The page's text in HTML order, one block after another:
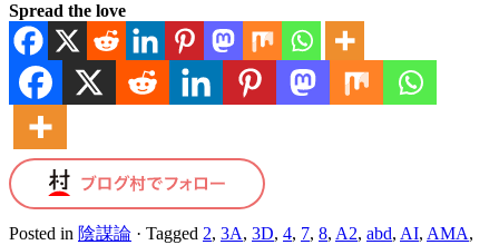
Spread the love
Posted in 陰謀論 · Tagged 2, 3A, 3D, 4, 7, 8, A2, abd, AI, AMA,